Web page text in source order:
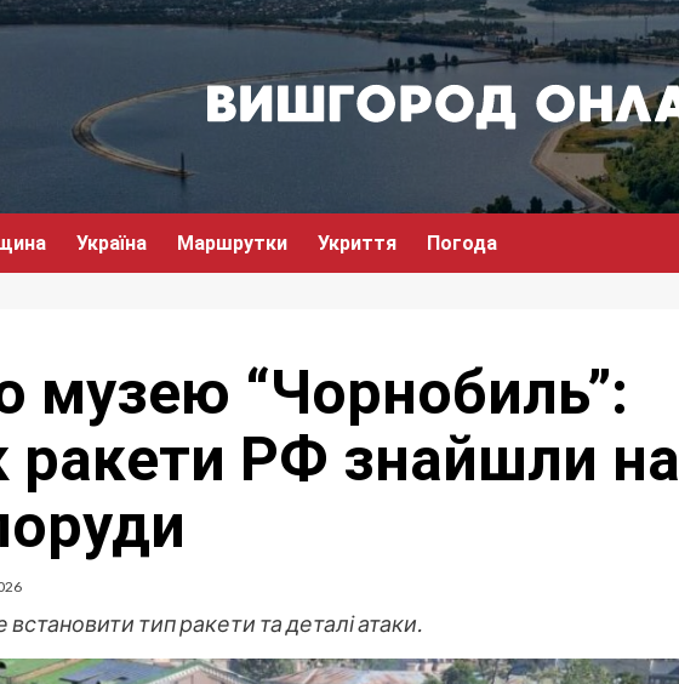
Україна Маршрутки Укриття Погода
музею “Чорнобиль”:
ракети РФ знайшли на
тип ракети та деталі атаки.